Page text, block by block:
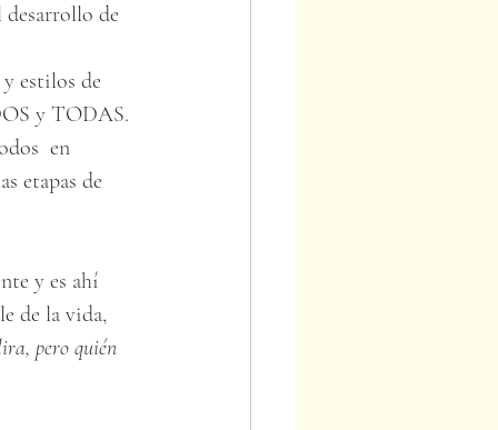
desarrollo de
estilos de
y TODAS.
en
etapas de
y es ahí
de la vida,
pero quién